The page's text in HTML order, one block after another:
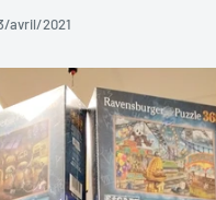
avril/2021